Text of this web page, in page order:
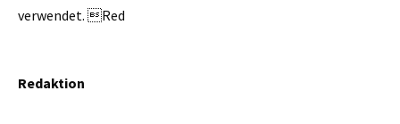
verwendet. Red
Redaktion